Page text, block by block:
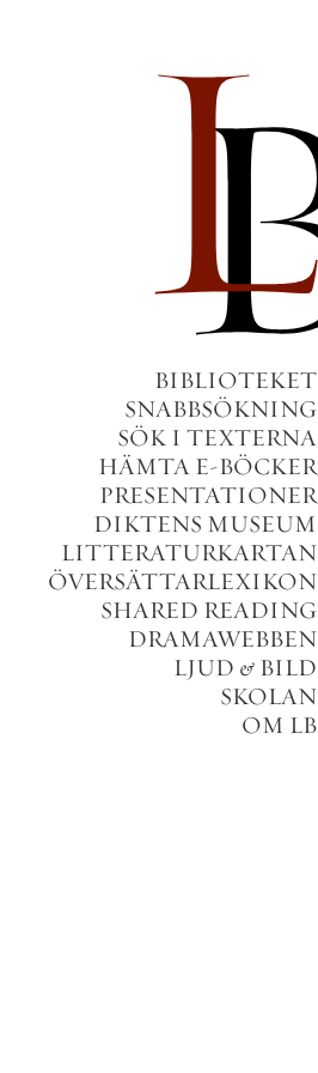
BIBLIOTEKET
SNABBSÖKNING
SÖK I TEXTERNA
HÄMTA E-BÖCKER
PRESENTATIONER
DIKTENS MUSEUM
LITTERATURKARTAN
ÖVERSÄTTARLEXIKON
SHARED READING
DRAMAWEBBEN
LJUD & BILD
SKOLAN
OM LB